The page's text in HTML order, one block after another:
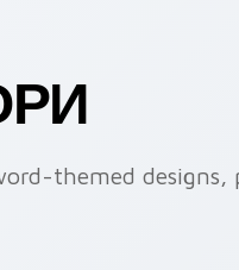
themed designs,